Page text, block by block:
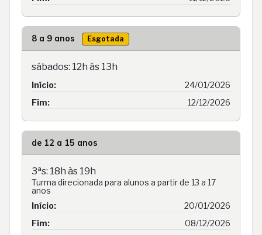
8 a 9 anos Esgotada
sábados: 12h às 13h
Início:
24/01/2026
Fim:
12/12/2026
de 12 a 15 anos
3ªs: 18h às 19h
Turma direcionada para alunos a partir de 13 a 17
anos
Início:
20/01/2026
Fim:
08/12/2026